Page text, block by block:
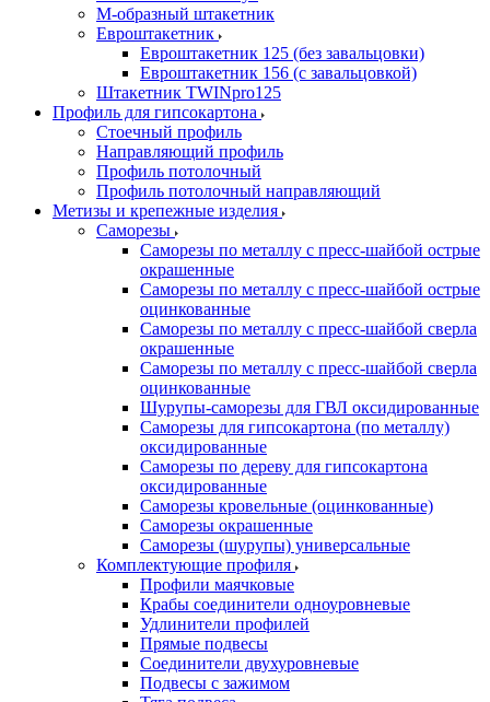
М-образный штакетник
Евроштакетник
Евроштакетник 125 (без завальцовки)
Евроштакетник 156 (с завальцовкой)
Штакетник TWINpro125
Профиль для гипсокартона
Стоечный профиль
Направляющий профиль
Профиль потолочный
Профиль потолочный направляющий
Метизы и крепежные изделия
Саморезы
Саморезы по металлу с пресс-шайбой острые
окрашенные
Саморезы по металлу с пресс-шайбой острые
оцинкованные
Саморезы по металлу с пресс-шайбой сверла
окрашенные
Саморезы по металлу с пресс-шайбой сверла
оцинкованные
Шурупы-саморезы для ГВЛ оксидированные
Саморезы для гипсокартона (по металлу)
оксидированные
Саморезы по дереву для гипсокартона
оксидированные
Саморезы кровельные (оцинкованные)
Саморезы окрашенные
Саморезы (шурупы) универсальные
Комплектующие профиля
Профили маячковые
Крабы соединители одноуровневые
Удлинители профилей
Прямые подвесы
Соединители двухуровневые
Подвесы с зажимом